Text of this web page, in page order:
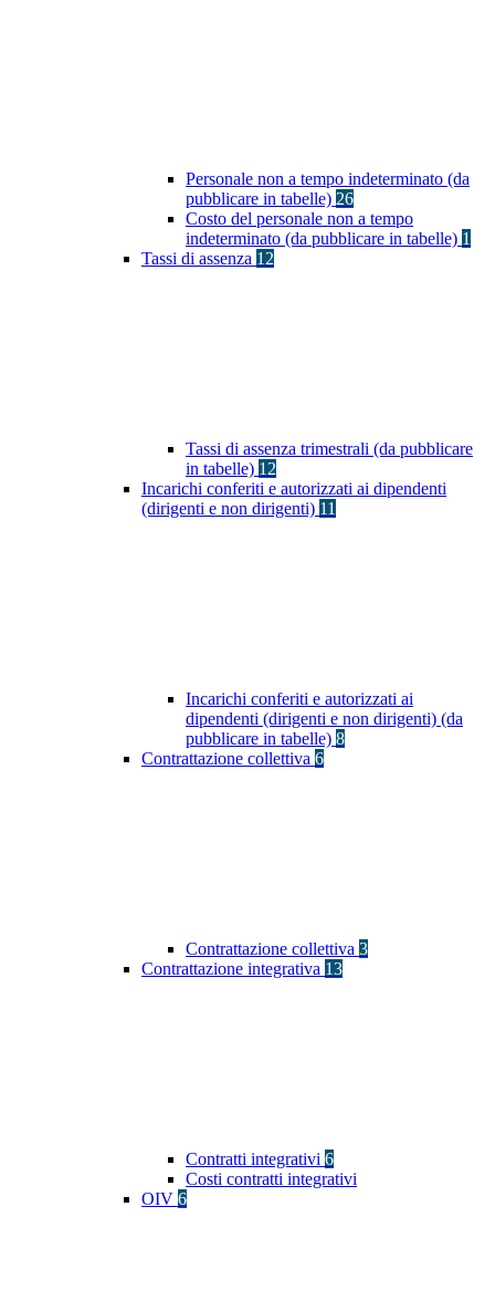
Personale non a tempo indeterminato (da
pubblicare in tabelle) 26
Costo del personale non a tempo
indeterminato (da pubblicare in tabelle) 1
Tassi di assenza 12
Tassi di assenza trimestrali (da pubblicare
in tabelle) 12
Incarichi conferiti e autorizzati ai dipendenti
(dirigenti e non dirigenti) 11
Incarichi conferiti e autorizzati ai
dipendenti (dirigenti e non dirigenti) (da
pubblicare in tabelle) 8
Contrattazione collettiva 6
Contrattazione collettiva 3
Contrattazione integrativa 13
Contratti integrativi 6
Costi contratti integrativi
OIV 6